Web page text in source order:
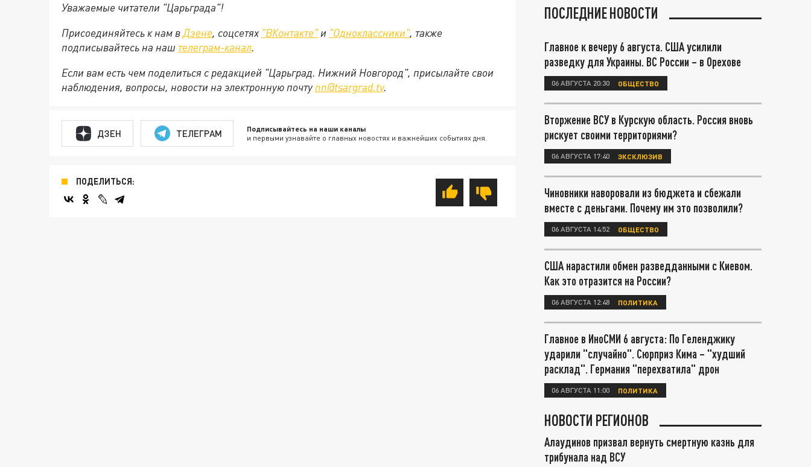
Уважаемые читатели "Царьграда"!
Присоединяйтесь к нам вДзене, соцсетях "ВКонтакте"и "Одноклассники", также
подписывайтесь на наш телеграм-канал.
Если вам есть чем поделиться с редакцией "Царьград. Нижний Новгород", присылайте свои
наблюдения, вопросы, новости на электронную почту nn@tsargrad.tv.
ДЗЕН ТЕЛЕГРАМ Подписывайтесь на наши каналы
и первыми узнавайте о главных новостях и важнейших событиях дня.
ПОДЕЛИТЬСЯ:
ПОСЛЕДНИЕ НОВОСТИ
Главное к вечеру 6 августа. США усилили
разведку для Украины. ВС России – в Орехове
06 АВГУСТА 20:30 ОБЩЕСТВО
Вторжение ВСУ в Курскую область. Россия вновь
рискует своими территориями?
06 АВГУСТА 17:40 ЭКСКЛЮЗИВ
Чиновники наворовали из бюджета и сбежали
вместе с деньгами. Почему им это позволили?
06 АВГУСТА 14:52 ОБЩЕСТВО
США нарастили обмен разведданными с Киевом.
Как это отразится на России?
06 АВГУСТА 12:48 ПОЛИТИКА
Главное в ИноСМИ 6 августа: По Геленджику
ударили "случайно". Сюрприз Кима – "худший
расклад". Германия "перехватила" дрон
06 АВГУСТА 11:00 ПОЛИТИКА
НОВОСТИ РЕГИОНОВ
Алаудинов призвал вернуть смертную казнь для
трибунала над ВСУ